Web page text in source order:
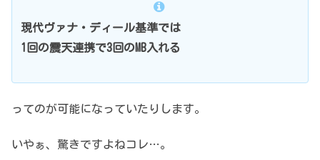
現代ヴァナ・ディール基準では
1回の震天連携で3回のMB入れる
ってのが可能になっていたりします。
いやぁ、驚きですよねコレ…。